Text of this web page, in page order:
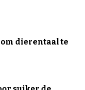
dierentaal te